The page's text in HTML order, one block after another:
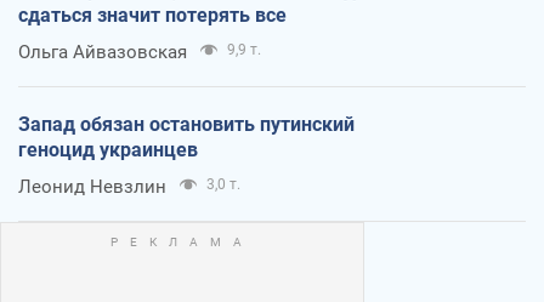
сдаться значит потерять все
Ольга Айвазовская 9,9 т.
Запад обязан остановить путинский
геноцид украинцев
Леонид Невзлин 3,0 т.